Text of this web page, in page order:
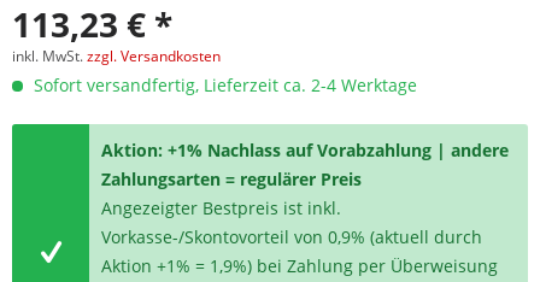
113,23 € *
inkl. MwSt.zzgl. Versandkosten
Sofort versandfertig, Lieferzeit ca. 2-4 Werktage
Aktion: +1% Nachlass auf Vorabzahlung | andere
Zahlungsarten = regulärer Preis
Angezeigter Bestpreis ist inkl.
Vorkasse-/Skontovorteil von 0,9% (aktuell durch
Aktion +1% = 1,9%) bei Zahlung per Überweisung